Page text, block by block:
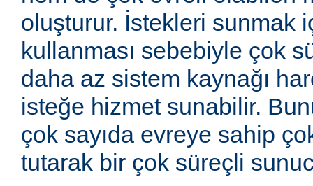
oluşturur. İstekleri sunmak
kullanması sebebiyle çok
daha az sistem kaynağı
isteğe hizmet sunabilir.
çok sayıda evreye sahip
tutarak bir çok süreçli